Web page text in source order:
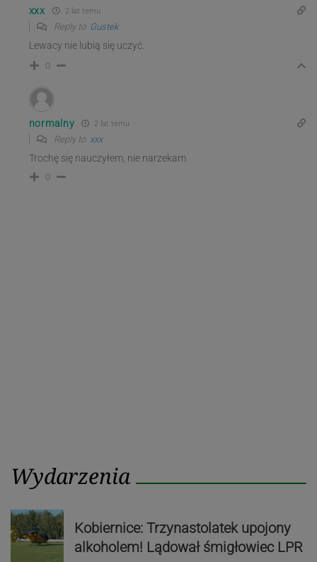
xxx 2 lat temu
Reply to Gustek
Lewacy nie lubią się uczyć.
0
normalny 2 lat temu
Reply to xxx
Trochę się nauczyłem, nie narzekam
0
Wydarzenia
Kobiernice: Trzynastolatek upojony
alkoholem! Lądował śmigłowiec LPR